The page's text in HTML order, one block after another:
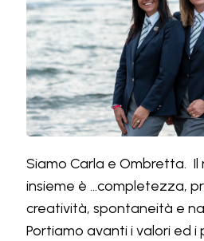
Siamo Carla e Ombretta. Il
insieme è ...completezza,
creatività, spontaneità e
Portiamo avanti i valori ed i